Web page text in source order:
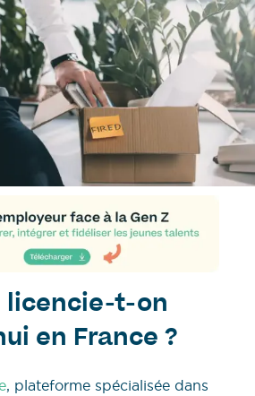
licencie-t-on
en France ?
, plateforme spécialisée dans